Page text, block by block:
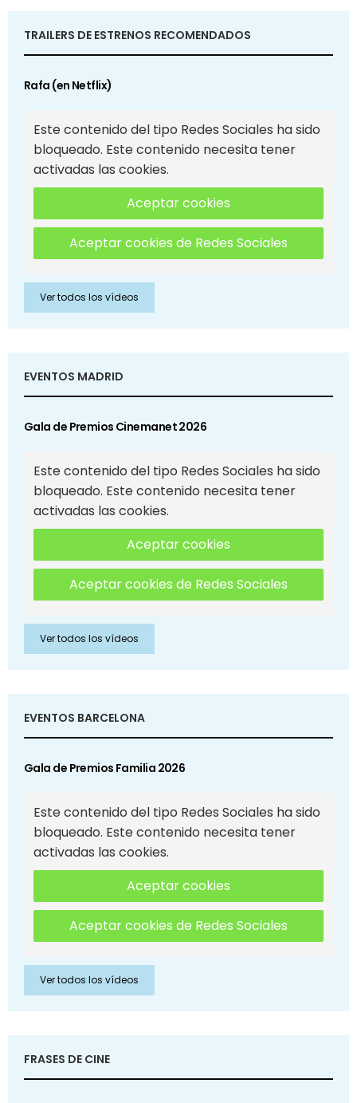
TRAILERS DE ESTRENOS RECOMENDADOS
Rafa (en Netflix)
Este contenido del tipo Redes Sociales ha sido
bloqueado. Este contenido necesita tener
activadas las cookies.
Aceptar cookies
Aceptar cookies de Redes Sociales
Ver todos los vídeos
EVENTOS MADRID
Gala de Premios Cinemanet 2026
Este contenido del tipo Redes Sociales ha sido
bloqueado. Este contenido necesita tener
activadas las cookies.
Aceptar cookies
Aceptar cookies de Redes Sociales
Ver todos los vídeos
EVENTOS BARCELONA
Gala de Premios Familia 2026
Este contenido del tipo Redes Sociales ha sido
bloqueado. Este contenido necesita tener
activadas las cookies.
Aceptar cookies
Aceptar cookies de Redes Sociales
Ver todos los vídeos
FRASES DE CINE